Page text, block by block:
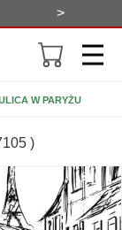
>
W PARYŻU
)